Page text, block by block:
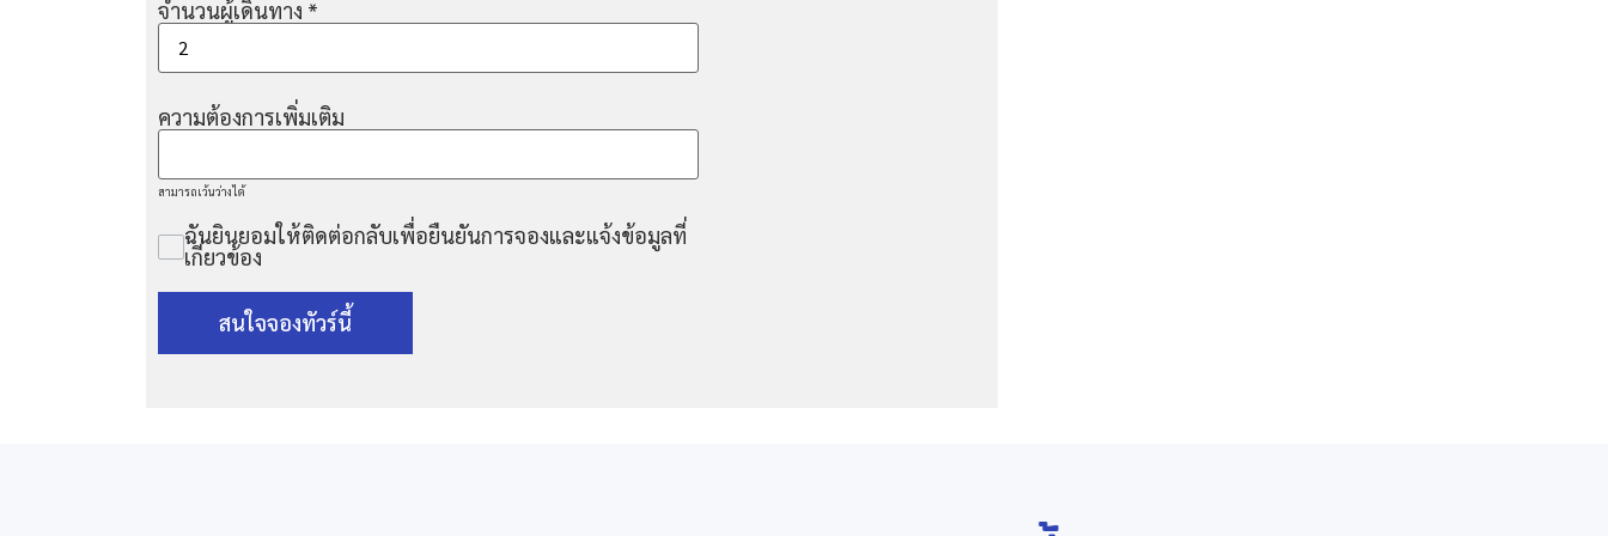
จำนวนผู้เดินทาง *
ความต้องการเพิ่มเติม
สามารถเว้นว่างได้
ฉันยินยอมให้ติดต่อกลับเพื่อยืนยันการจองและแจ้งข้อมูลที่
เกี่ยวข้อง
สนใจจองทัวร์นี้